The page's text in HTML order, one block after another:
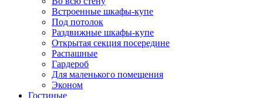
Встроенные шкафы-купе
Под потолок
Раздвижные шкафы-купе
Открытая секция посередине
Распашные
Гардероб
Для маленького помещения
Эконом
Гостиные